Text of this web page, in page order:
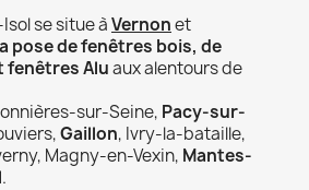
se situe àVernonet
pose de fenêtres bois, de
fenêtres Aluaux alentours de
sur-Seine, Pacy-sur-
Gaillon, Ivry-la-bataille,
Magny-en-Vexin, Mantes-
.